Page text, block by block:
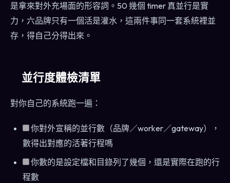
是拿來對外充場面的形容詞。50 幾個 timer 真並行是實
力，六品牌只有一個活是灌水，這兩件事同一套系統裡並
存，得自己分得出來。
並行度體檢清單
對你自己的系統跑一遍：
你對外宣稱的並行數（品牌／worker／gateway），
數得出對應的活著行程嗎
你數的是設定檔和目錄列了幾個，還是實際在跑的行
程數